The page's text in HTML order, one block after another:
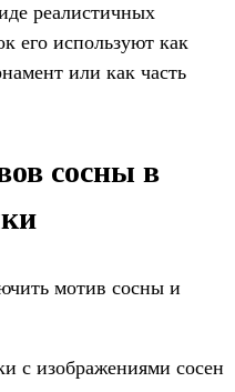
реалистичных
его используют как
или как часть
сосны в
мотив сосны и
с изображениями сосен